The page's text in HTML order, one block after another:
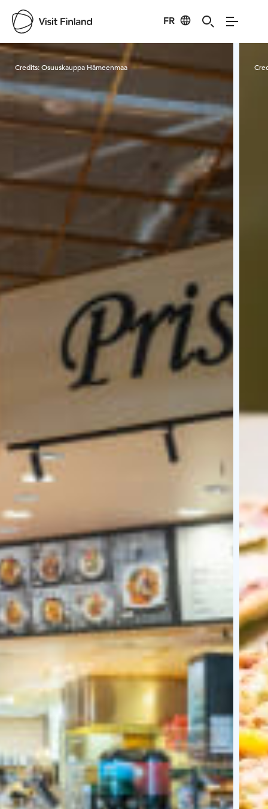
FR
Visit Finland
Credits:Osuuskauppa Hämeenmaa